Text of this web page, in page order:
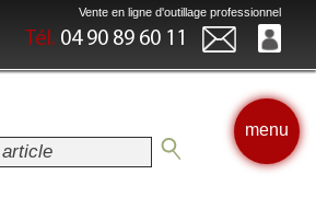
Vente en ligne d'outillage professionnel
Tél. 04 90 89 60 11
menu